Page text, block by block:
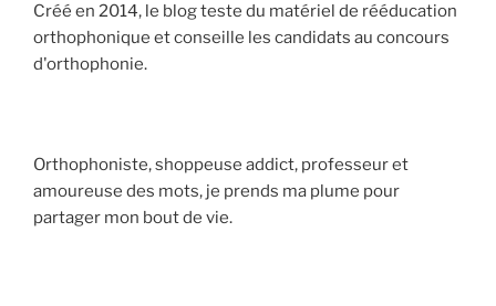
Créé en 2014, le blog teste du matériel de rééducation
orthophonique et conseille les candidats au concours
d'orthophonie.
Orthophoniste, shoppeuse addict, professeur et
amoureuse des mots, je prends ma plume pour
partager mon bout de vie.